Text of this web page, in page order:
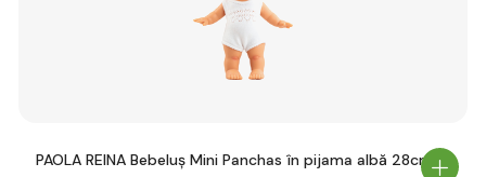
PAOLA REINA Bebeluș Mini Panchas în pijama albă 28cm